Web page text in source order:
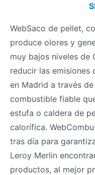
WebSaco de pellet,
produce olores y
muy bajos niveles de
reducir las emisiones
en Madrid a través
combustible fiable
estufa o caldera de
calorífica.
tras día para
Leroy Merlin
productos, al mejor